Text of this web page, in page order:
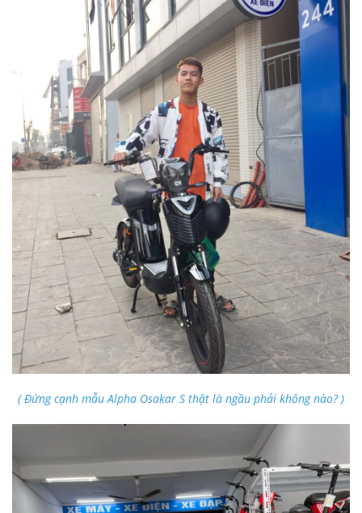
( Đứng cạnh mẫu Alpha Osakar S thật là ngầu phải không nào? )